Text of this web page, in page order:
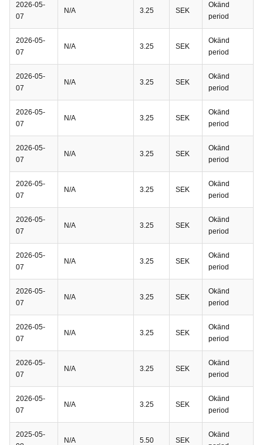
2026-05-
07
N/A 3.25 SEK
Okänd
period
2026-05-
07
N/A 3.25 SEK
Okänd
period
2026-05-
07
N/A 3.25 SEK
Okänd
period
2026-05-
07
N/A 3.25 SEK
Okänd
period
2026-05-
07
N/A 3.25 SEK
Okänd
period
2026-05-
07
N/A 3.25 SEK
Okänd
period
2026-05-
07
N/A 3.25 SEK
Okänd
period
2026-05-
07
N/A 3.25 SEK
Okänd
period
2026-05-
07
N/A 3.25 SEK
Okänd
period
2026-05-
07
N/A 3.25 SEK
Okänd
period
2026-05-
07
N/A 3.25 SEK
Okänd
period
2026-05-
07
N/A 3.25 SEK
Okänd
period
2025-05-
N/A 5.50 SEK
Okänd